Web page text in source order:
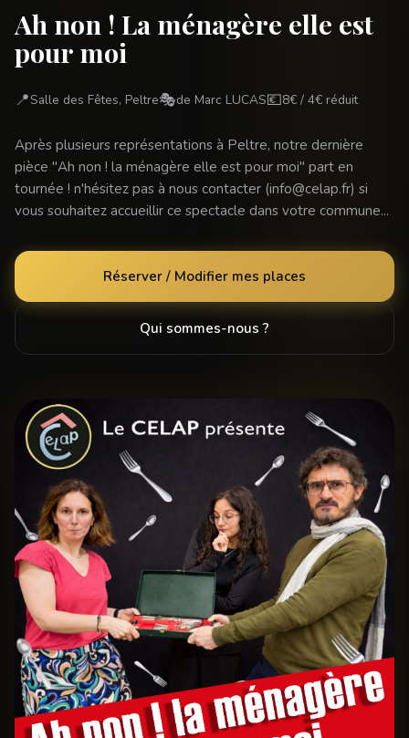
Ah non ! La ménagère elle est
pour moi
📍Salle des Fêtes, Peltre🎭de Marc LUCAS💶8€ / 4€ réduit
Après plusieurs représentations à Peltre, notre dernière
pièce "Ah non ! la ménagère elle est pour moi" part en
tournée ! n'hésitez pas à nous contacter (info@celap.fr) si
vous souhaitez accueillir ce spectacle dans votre commune...
Réserver / Modifier mes places
Qui sommes-nous ?